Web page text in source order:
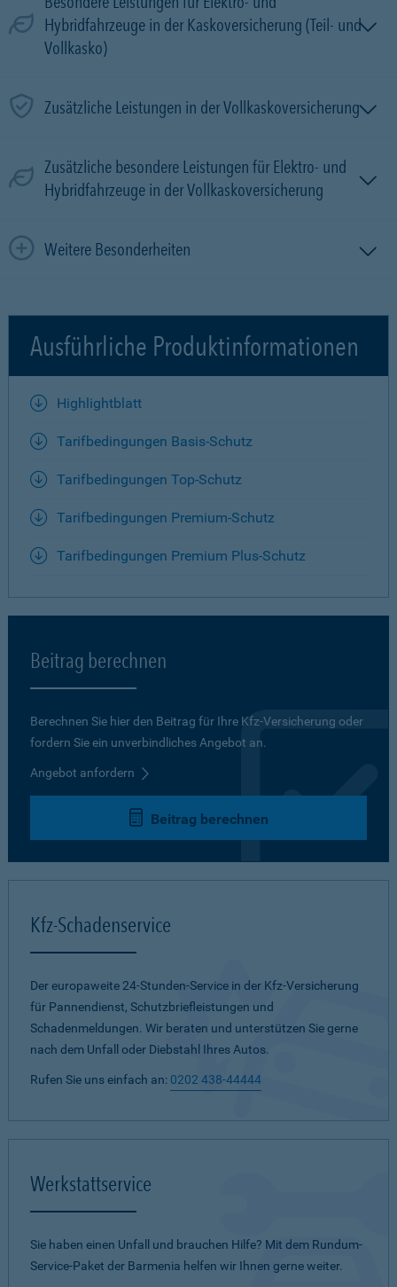
Hybridfahrzeuge in der Kaskoversicherung (Teil- und
Vollkasko)
Zusätzliche Leistungen in der Vollkaskoversicherung
Zusätzliche besondere Leistungen für Elektro- und
Hybridfahrzeuge in der Vollkaskoversicherung
Weitere Besonderheiten
Ausführliche Produktinformationen
Highlightblatt
Tarifbedingungen Basis-Schutz
Tarifbedingungen Top-Schutz
Tarifbedingungen Premium-Schutz
Tarifbedingungen Premium Plus-Schutz
Beitrag berechnen
Berechnen Sie hier den Beitrag für Ihre Kfz-Versicherung oder
fordern Sie ein unverbindliches Angebot an.
Angebot anfordern
Beitrag berechnen
Kfz-Schadenservice
Der europaweite 24-Stunden-Service in der Kfz-Versicherung
für Pannendienst, Schutzbriefleistungen und
Schadenmeldungen. Wir beraten und unterstützen Sie gerne
nach dem Unfall oder Diebstahl Ihres Autos.
Rufen Sie uns einfach an: 0202 438-44444
Werkstattservice
Sie haben einen Unfall und brauchen Hilfe? Mit dem Rundum-
Service-Paket der Barmenia helfen wir Ihnen gerne weiter.